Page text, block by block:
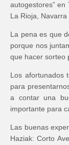
autogestores”
La Rioja,
La pena es que
porque nos
que hacer sorteo
Los afortunados
para
a contar una
importante para
Las buenas
Haziak: Corto